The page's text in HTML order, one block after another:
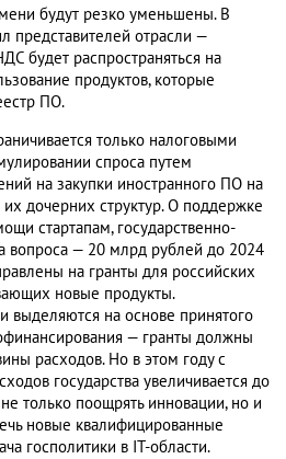
будут резко уменьшены. В
представителей отрасли —
будет распространяться на
продуктов, которые
ПО.
только налоговыми
спроса путем
на закупки иностранного ПО на
дочерних структур. О поддержке
стартапам, государственно-
вопроса — 20 млрд рублей до 2024
на гранты для российских
новые продукты.
выделяются на основе принятого
— гранты должны
расходов. Но в этом году с
государства увеличивается до
только поощрять инновации, но и
новые квалифицированные
госполитики в IT-области.